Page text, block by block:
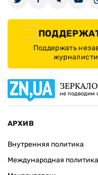
Поддержать
не подводим
АРХИВ
Внутренняя политика
Международная политика